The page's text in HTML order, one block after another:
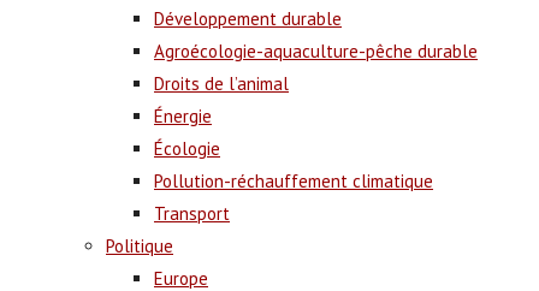
Développement durable
Agroécologie-aquaculture-pêche durable
Droits de l’animal
Énergie
Écologie
Pollution-réchauffement climatique
Transport
Politique
Europe